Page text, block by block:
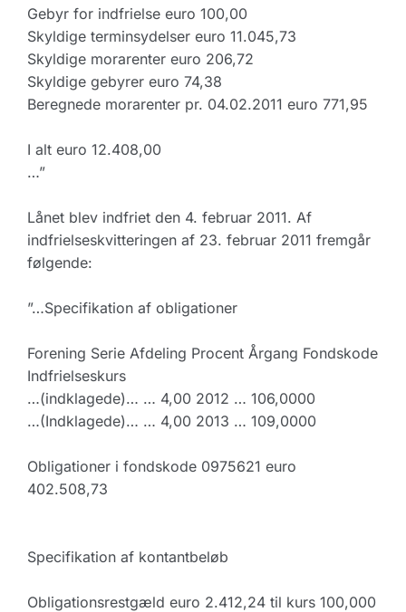
Gebyr for indfrielse euro 100,00
Skyldige terminsydelser euro 11.045,73
Skyldige morarenter euro 206,72
Skyldige gebyrer euro 74,38
Beregnede morarenter pr. 04.02.2011 euro 771,95
I alt euro 12.408,00
…”
Lånet blev indfriet den 4. februar 2011. Af
indfrielseskvitteringen af 23. februar 2011 fremgår
følgende:
”…Specifikation af obligationer
Forening Serie Afdeling Procent Årgang Fondskode
Indfrielseskurs
…(indklagede)… … 4,00 2012 … 106,0000
…(Indklagede)… … 4,00 2013 … 109,0000
Obligationer i fondskode 0975621 euro
402.508,73
Specifikation af kontantbeløb
Obligationsrestgæld euro 2.412,24 til kurs 100,000